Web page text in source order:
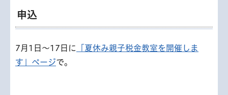
申込
7月1日～17日に
「夏休み親子税金教室を開催しま
す」ページで。